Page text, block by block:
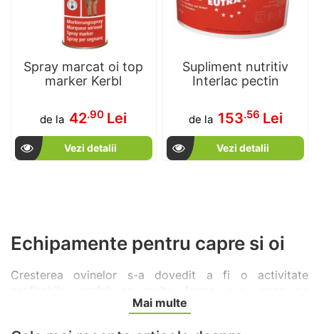
Spray marcat oi top
marker Kerbl
de la 42.90 Lei
Vezi detalii
Supliment nutritiv
Interlac pectin
de la 153.56 Lei
Vezi detalii
Echipamente pentru capre si oi
Cresterea ovinelor s-a dovedit a fi o activitate
profitabila, astfel ca multe ferme s-au axat pe
cresterea oilor si a caprelor, atat pentru carne, cat si
Mai multe